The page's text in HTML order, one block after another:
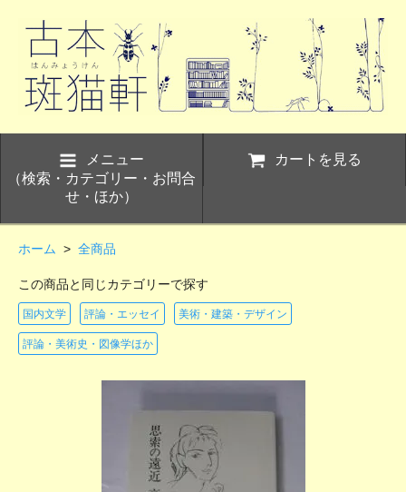
メニュー
（検索・カテゴリー・お問合
せ・ほか）
カートを見る
ホーム > 全商品
この商品と同じカテゴリーで探す
国内文学 評論・エッセイ 美術・建築・デザイン
評論・美術史・図像学ほか